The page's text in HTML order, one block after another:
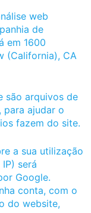
web
de
em 1600
(California), CA
são arquivos de
ajudar o
fazem do site.
a sua utilização
será
Google.
conta, com o
do website,